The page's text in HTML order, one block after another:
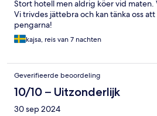
Stort hotell men aldrig köer vid maten.
Vi trivdes jättebra och kan tänka oss
pengarna!
kajsa, reis van 7 nachten
Geverifieerde beoordeling
10/10 – Uitzonderlijk
30 sep 2024